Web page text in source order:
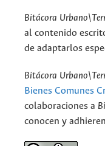
Bitácora
al contenido
de adaptarlos
Bitácora
Bienes Comunes
colaboraciones a
conocen y